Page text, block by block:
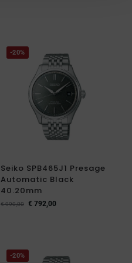
-20%
Seiko SPB465J1 Presage
Automatic Black
40.20mm
€990,00 € 792,00
-20%